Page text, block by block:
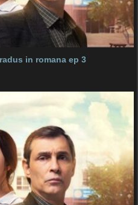
in romana ep 3